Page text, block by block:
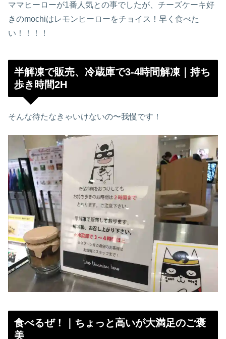
ママヒーローが1番人気との事でしたが、チーズケーキ好
きのmochiはレモンヒーローをチョイス！早く食べた
い！！！！
半解凍で販売、冷蔵庫で3-4時間解凍｜持ち
歩き時間2H
そんな待たなきゃいけないの〜我慢です！
食べるぜ！｜ちょっと高いが大満足のご褒
美